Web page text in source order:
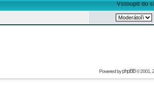
Vstoupit do
Powered byphpBB© 2001,